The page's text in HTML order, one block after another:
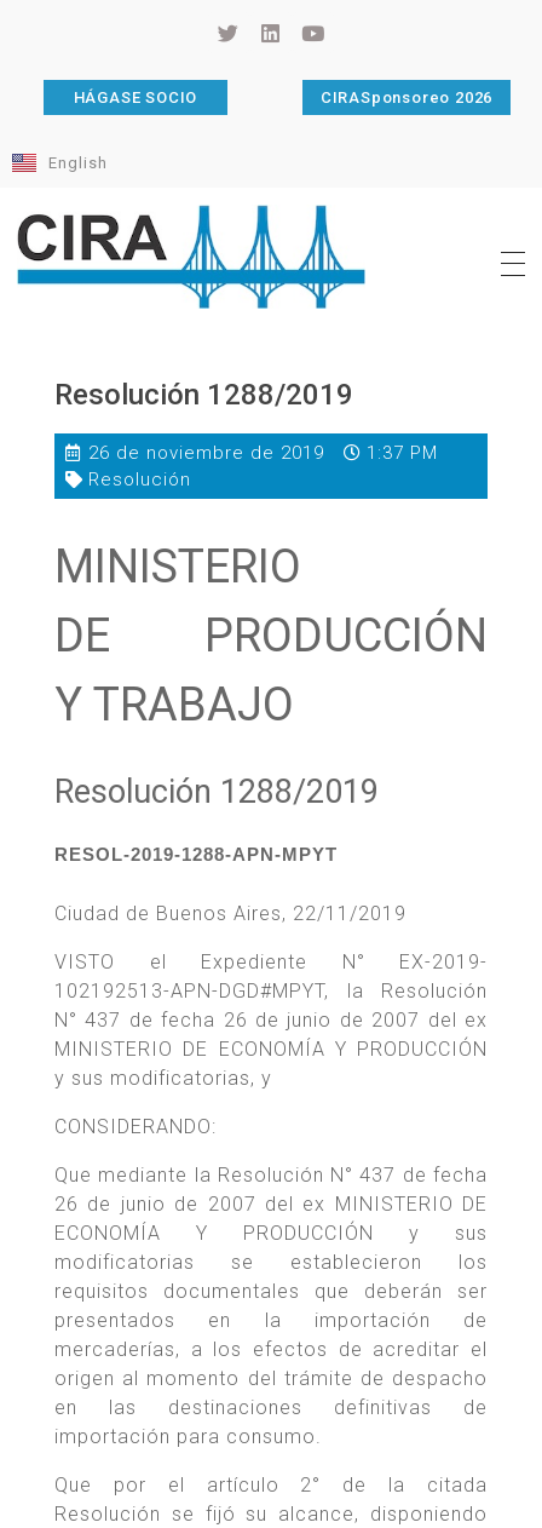
HÁGASE SOCIO CIRASponsoreo 2026
English
Resolución 1288/2019
26 de noviembre de 2019
1:37 PM
Resolución
MINISTERIO
DE PRODUCCIÓN
Y TRABAJO
Resolución 1288/2019
RESOL-2019-1288-APN-MPYT
Ciudad de Buenos Aires, 22/11/2019
VISTO el Expediente N° EX-2019-
102192513-APN-DGD#MPYT, la Resolución
N° 437 de fecha 26 de junio de 2007 del ex
MINISTERIO DE ECONOMÍA Y PRODUCCIÓN
y sus modificatorias, y
CONSIDERANDO:
Que mediante la Resolución N° 437 de fecha
26 de junio de 2007 del ex MINISTERIO DE
ECONOMÍA Y PRODUCCIÓN y sus
modificatorias se establecieron los
requisitos documentales que deberán ser
presentados en la importación de
mercaderías, a los efectos de acreditar el
origen al momento del trámite de despacho
en las destinaciones definitivas de
importación para consumo.
Que por el artículo 2° de la citada
Resolución se fijó su alcance, disponiendo